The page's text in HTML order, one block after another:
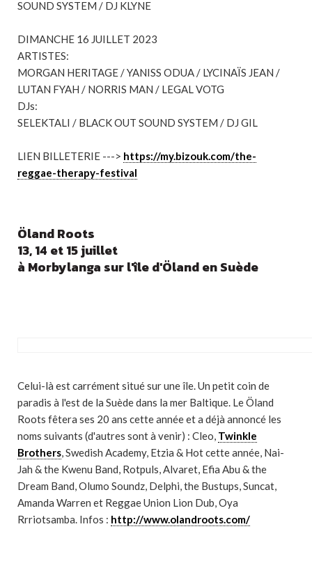
SOUND SYSTEM / DJ KLYNE
DIMANCHE 16 JUILLET 2023
ARTISTES:
MORGAN HERITAGE / YANISS ODUA / LYCINAÏS JEAN /
LUTAN FYAH / NORRIS MAN / LEGAL VOTG
DJs:
SELEKTALI / BLACK OUT SOUND SYSTEM / DJ GIL
LIEN BILLETERIE ---> https://my.bizouk.com/the-
reggae-therapy-festival
Öland Roots
13, 14 et 15 juillet
à Morbylanga sur l'île d'Öland en Suède
Celui-là est carrément situé sur une île. Un petit coin de
paradis à l'est de la Suède dans la mer Baltique. Le Öland
Roots fêtera ses 20 ans cette année et a déjà annoncé les
noms suivants (d'autres sont à venir) : Cleo, Twinkle
Brothers, Swedish Academy, Etzia & Hot cette année, Nai-
Jah & the Kwenu Band, Rotpuls, Alvaret, Efia Abu & the
Dream Band, Olumo Soundz, Delphi, the Bustups, Suncat,
Amanda Warren et Reggae Union Lion Dub, Oya
Rrriotsamba. Infos : http://www.olandroots.com/